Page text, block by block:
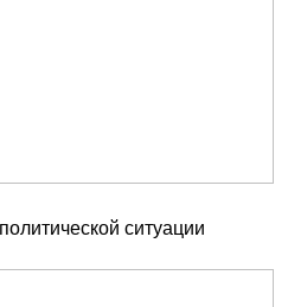
ситуации